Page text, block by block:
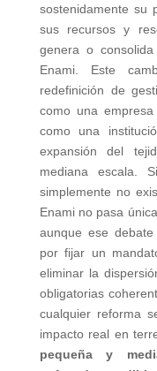
sostenidamente su
sus recursos y
genera o
Enami. Este
redefinición de
como una
como una
expansión del
mediana escala.
simplemente no
Enami no pasa
aunque ese
por fijar un
eliminar la
obligatorias
cualquier reforma
impacto real en
pequeña y